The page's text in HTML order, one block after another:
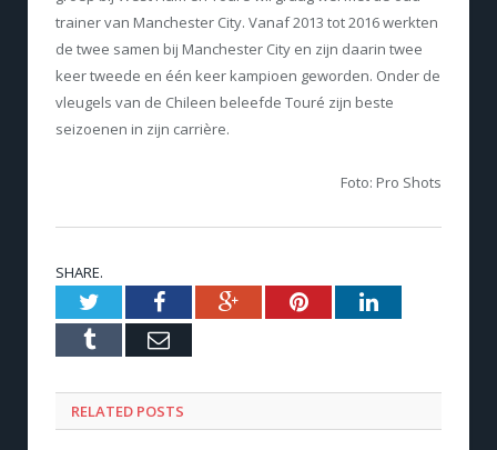
trainer van Manchester City. Vanaf 2013 tot 2016 werkten
de twee samen bij Manchester City en zijn daarin twee
keer tweede en één keer kampioen geworden. Onder de
vleugels van de Chileen beleefde Touré zijn beste
seizoenen in zijn carrière.
Foto: Pro Shots
SHARE.
TwitterFacebookGoogle+PinterestLinkedIn
Tumblr Email
RELATED POSTS